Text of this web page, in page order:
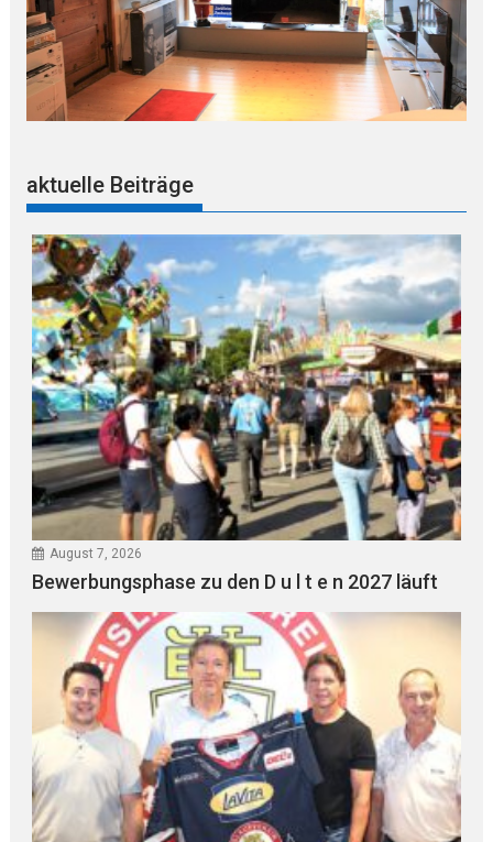
aktuelle Beiträge
August 7, 2026
Bewerbungsphase zu den D u l t e n 2027 läuft